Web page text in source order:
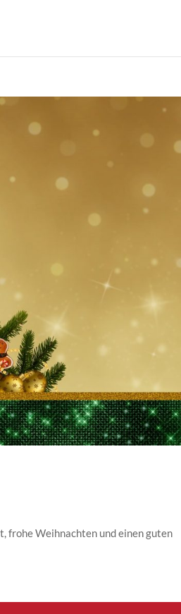
frohe Weihnachten und einen guten